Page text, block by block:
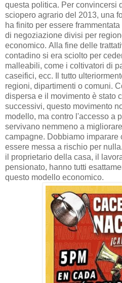
questa politica. Per convincersi
sciopero agrario del 2013, una
ha finito per essere
di negoziazione divisi per
economico. Alla fine delle
contadino si era sciolto per
malleabili, come i coltivatori di
caseifici, ecc. Il tutto
regioni, dipartimenti o comuni.
dispersa e il movimento è stato
successivi, questo movimento
modello, ma contro l'accesso a
servivano nemmeno a
campagne. Dobbiamo imparare
essere messa a rischio per
il proprietario della casa, il
pensionato, hanno tutti
questo modello economico.